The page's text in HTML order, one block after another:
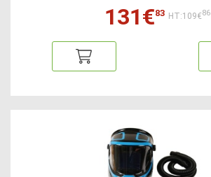
131€83 HT:109€86